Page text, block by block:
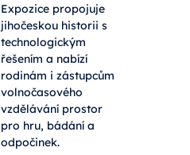
Expozice propojuje
jihočeskou historii s
technologickým
řešením a nabízí
rodinám i zástupcům
volnočasového
vzdělávání prostor
pro hru, bádání a
odpočinek.